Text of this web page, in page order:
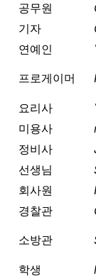
공무원
기자
연예인
프로게이머
요리사
미용사
정비사
선생님
회사원
경찰관
소방관
학생